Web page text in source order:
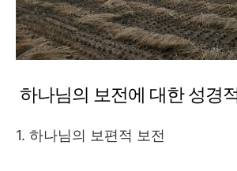
하나님의 보전에 대한 성경
1. 하나님의 보편적 보전